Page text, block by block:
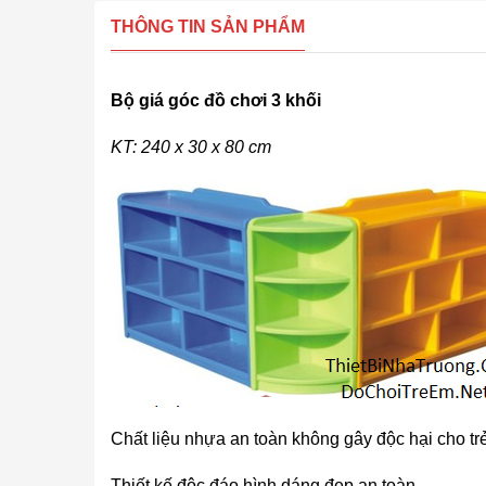
THÔNG TIN SẢN PHẨM
Bộ giá góc đồ chơi 3 khối
KT: 240 x 30 x 80 cm
Chất liệu nhựa an toàn không gây độc hại cho